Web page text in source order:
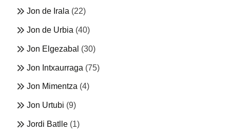
Jon de Irala (22)
Jon de Urbia (40)
Jon Elgezabal (30)
Jon Intxaurraga (75)
Jon Mimentza (4)
Jon Urtubi (9)
Jordi Batlle (1)